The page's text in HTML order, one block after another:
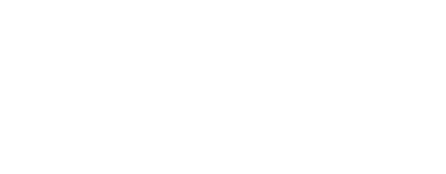
ビューに基づく